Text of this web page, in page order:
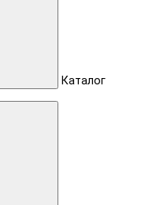
Каталог